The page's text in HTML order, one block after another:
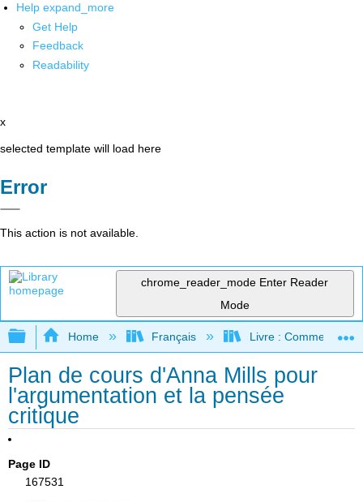
Help expand_more
Get Help
Feedback
Readability
x
selected template will load here
Error
This action is not available.
chrome_reader_mode Enter Reader
Mode
Expand/collapse global hierarchy
Home Français Livre : Comment
Plan de cours d'Anna Mills pour
l'argumentation et la pensée
critique
Page ID
167531